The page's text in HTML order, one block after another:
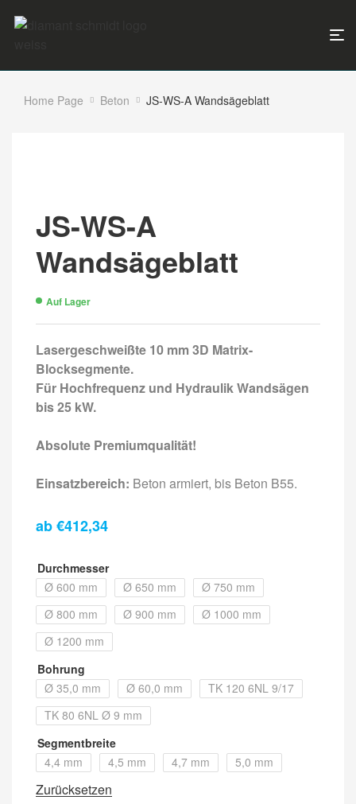
Home Page Beton JS-WS-A Wandsägeblatt
JS-WS-A
Wandsägeblatt
Auf Lager
Lasergeschweißte 10 mm 3D Matrix-
Blocksegmente.
Für Hochfrequenz und Hydraulik Wandsägen
bis 25 kW.
Absolute Premiumqualität!
Einsatzbereich: Beton armiert, bis Beton B55.
ab€412,34
Durchmesser
Ø 600 mm
Ø 650 mm
Ø 750 mm
Ø 800 mm
Ø 900 mm
Ø 1000 mm
Ø 1200 mm
Bohrung
Ø 35,0 mm
Ø 60,0 mm
TK 120 6NL 9/17
TK 80 6NL Ø 9 mm
Segmentbreite
4,4 mm
4,5 mm 4,7 mm 5,0 mm
Zurücksetzen